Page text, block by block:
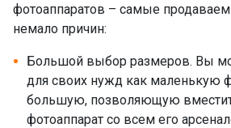
фотоаппаратов – самые
немало причин:
Большой выбор размеров. Вы
для своих нужд как маленькую
большую, позволяющую
фотоаппарат со всем его